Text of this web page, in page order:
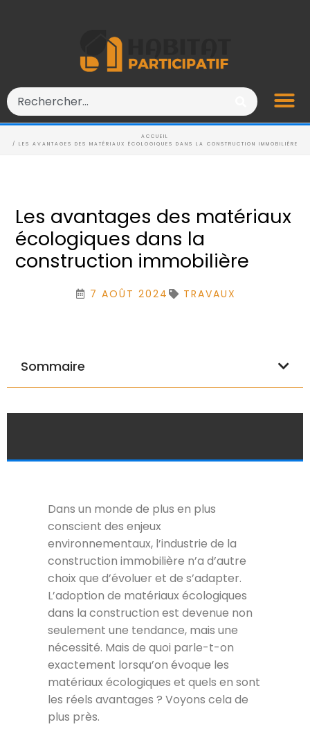
ACCUEIL
/ LES AVANTAGES DES MATÉRIAUX ÉCOLOGIQUES DANS LA CONSTRUCTION IMMOBILIÈRE
Les avantages des matériaux
écologiques dans la
construction immobilière
7 AOÛT 2024 TRAVAUX
Sommaire
Dans un monde de plus en plus
conscient des enjeux
environnementaux, l’industrie de la
construction immobilière n’a d’autre
choix que d’évoluer et de s’adapter.
L’adoption de matériaux écologiques
dans la construction est devenue non
seulement une tendance, mais une
nécessité. Mais de quoi parle-t-on
exactement lorsqu’on évoque les
matériaux écologiques et quels en sont
les réels avantages ? Voyons cela de
plus près.